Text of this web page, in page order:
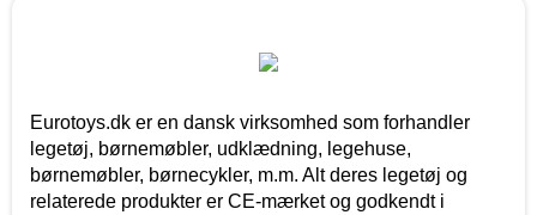
Eurotoys.dk er en dansk virksomhed som forhandler
legetøj, børnemøbler, udklædning, legehuse,
børnemøbler, børnecykler, m.m. Alt deres legetøj og
relaterede produkter er CE-mærket og godkendt i